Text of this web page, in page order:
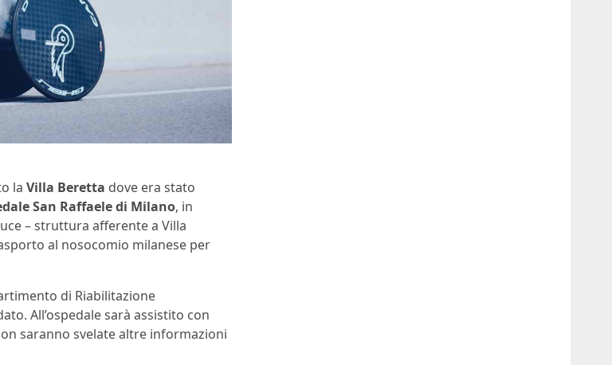
la Villa Beretta dove era stato
San Raffaele di Milano, in
– struttura afferente a Villa
al nosocomio milanese per
di Riabilitazione
All’ospedale sarà assistito con
saranno svelate altre informazioni